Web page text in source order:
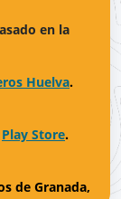
en la
Huelva.
Play Store.
de Granada,